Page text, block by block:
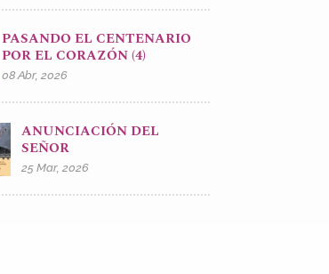
PASANDO EL CENTENARIO
POR EL CORAZÓN (4)
08 Abr, 2026
ANUNCIACIÓN DEL
SEÑOR
25 Mar, 2026